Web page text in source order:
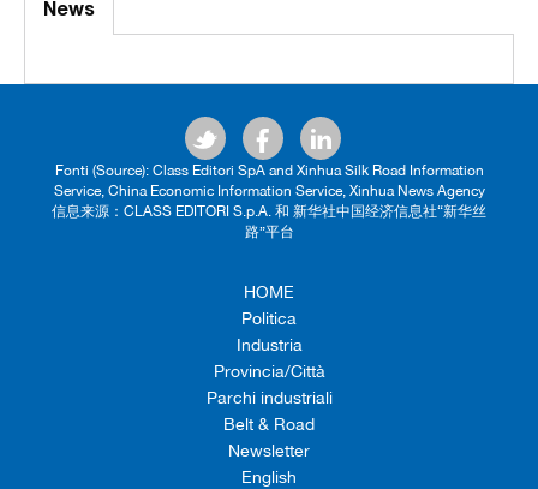
News
Fonti (Source): Class Editori SpA and Xinhua Silk Road Information
Service, China Economic Information Service, Xinhua News Agency
信息来源：CLASS EDITORI S.p.A. 和 新华社中国经济信息社“新华丝
路”平台
HOME
Politica
Industria
Provincia/Città
Parchi industriali
Belt & Road
Newsletter
English